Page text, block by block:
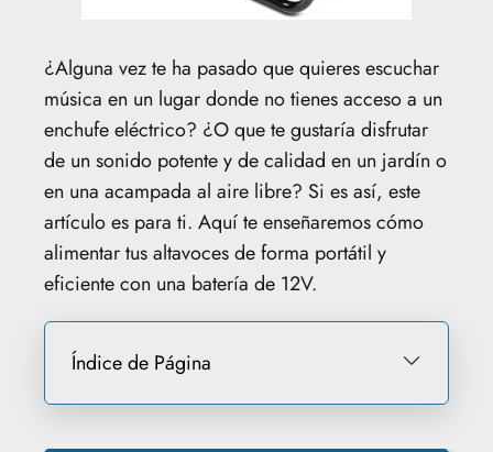
¿Alguna vez te ha pasado que quieres escuchar
música en un lugar donde no tienes acceso a un
enchufe eléctrico? ¿O que te gustaría disfrutar
de un sonido potente y de calidad en un jardín o
en una acampada al aire libre? Si es así, este
artículo es para ti. Aquí te enseñaremos cómo
alimentar tus altavoces de forma portátil y
eficiente con una batería de 12V.
Índice de Página